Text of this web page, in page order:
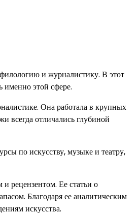
и журналистику. В этот
именно этой сфере.
Она работала в крупных
всегда отличались глубиной
по искусству, музыке и театру,
рецензентом. Ее статьи о
Благодаря ее аналитическим
искусства.